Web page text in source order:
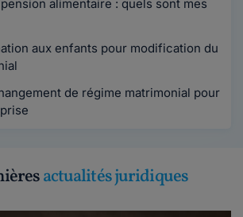
alimentaire : quels sont mes
aux enfants pour modification du
de régime matrimonial pour
actualités juridiques